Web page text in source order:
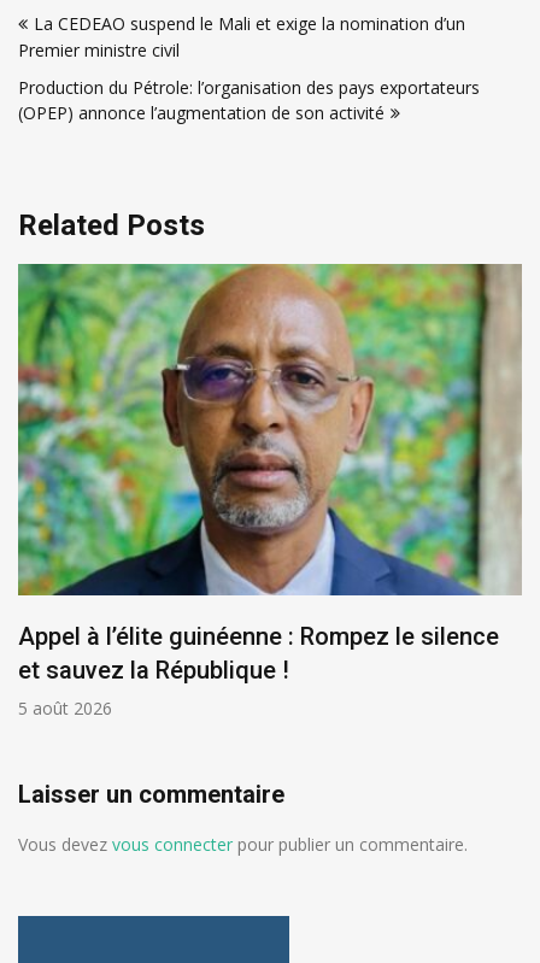
de
l’article
La CEDEAO suspend le Mali et exige la nomination d’un
Premier ministre civil
Production du Pétrole: l’organisation des pays exportateurs
(OPEP) annonce l’augmentation de son activité
Related Posts
Appel à l’élite guinéenne : Rompez le silence
et sauvez la République !
5 août 2026
Laisser un commentaire
Vous devez vous connecter pour publier un commentaire.